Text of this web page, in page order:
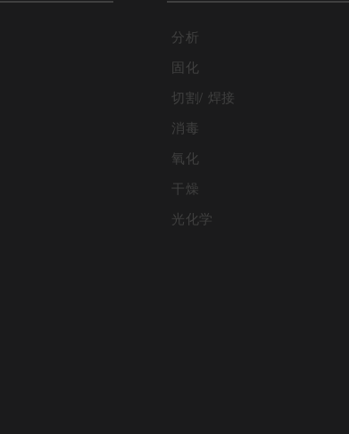
分析
固化
切割/ 焊接
消毒
氧化
干燥
光化学